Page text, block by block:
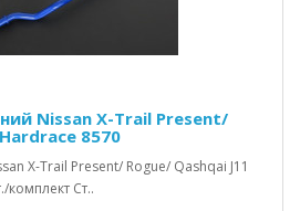
Nissan X-Trail Present/
8570
X-Trail Present/ Rogue/ Qashqai J11
Ст..